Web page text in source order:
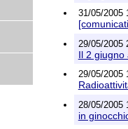
31/05/2005
29/05/2005
Il 2 giugno
29/05/2005
28/05/2005
in